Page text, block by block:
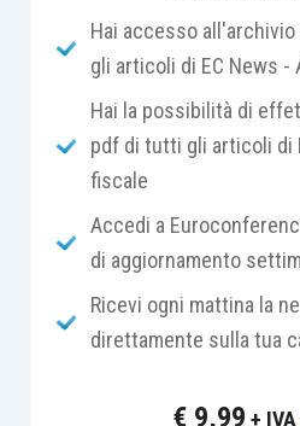
comportare delle
permanente,
durature, nel qual
alcun tipo di
differenze non
futura di riporto
,
permanenti che
di imposte
Hai accesso
gli articoli di EC News -
Hai la possibilità di
pdf di tutti gli articoli di
fiscale
Accedi a
di aggiornamento
Ricevi ogni mattina la
direttamente sulla tua
€ 9,99 + IVA